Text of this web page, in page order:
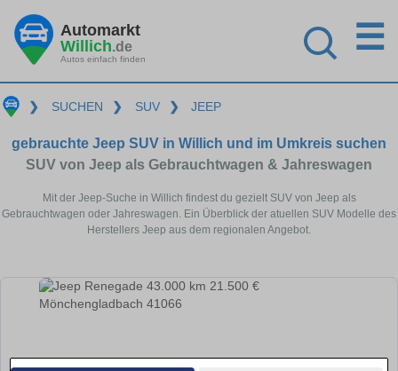
Automarkt
Willich.de
Autos einfach finden
☰
❯ SUCHEN ❯ SUV ❯ JEEP
gebrauchte Jeep SUV in Willich und im Umkreis suchen
SUV von Jeep als Gebrauchtwagen & Jahreswagen
Mit der Jeep-Suche in Willich findest du gezielt SUV von Jeep als
Gebrauchtwagen oder Jahreswagen. Ein Überblick der atuellen SUV Modelle des
Herstellers Jeep aus dem regionalen Angebot.